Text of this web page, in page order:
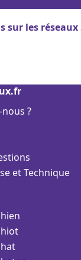
sur les réseaux
?
et Technique